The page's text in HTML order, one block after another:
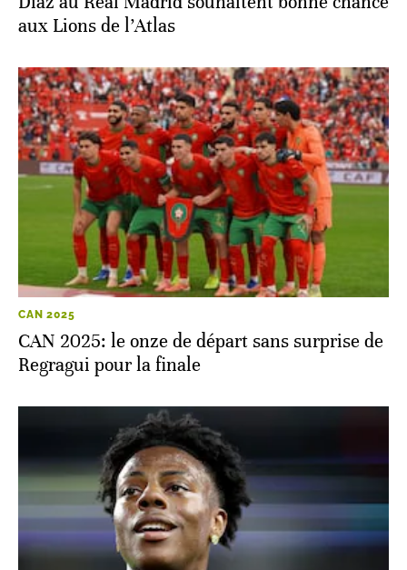
Finale de la CAN: Les coéquipiers de Brahim
Diaz au Real Madrid souhaitent bonne chance
CAN 2025
CAN 2025: le onze de départ sans surprise de